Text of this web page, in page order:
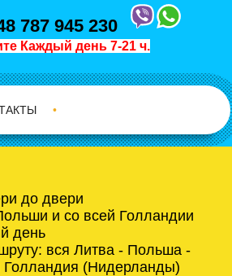
787 945 230
Каждый день 7-21 ч.
•
до двери
и со всей Голландии
день
вся Литва - Польша -
Голландия (Нидерланды)